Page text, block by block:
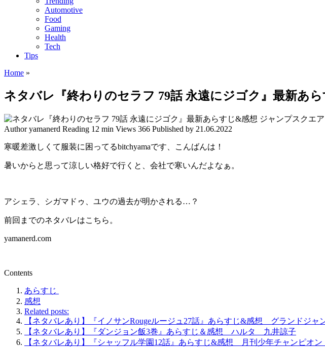
Automotive
Food
Gaming
Health
Tech
Tips
Home »
ネタバレ『終わりのセラフ 79話 永遠にジゴク』最新あ
Author yamanerd Reading 12 min Views 366 Published by 21.06.2022
寒暖差激しくて服装に困ってるbitchyamaです、こんばんは！
暑いからと思って涼しい格好で行くと、会社で寒いんだよなぁ。
アシェラ、シガマドゥ、ユウの過去が明かされる…？
前回までのネタバレはこちら。
yamanerd.com
Contents
あらすじ
感想
Related posts:
【ネタバレあり】『イノサンRougeルージュ27話』あらすじ&感想 グランドジ
【ネタバレあり】『ダンジョン飯3巻』あらすじ＆感想 ハルタ 九井諒子
【ネタバレあり】『シャッフル学園12話』あらすじ&感想 月刊少年チャンピオ